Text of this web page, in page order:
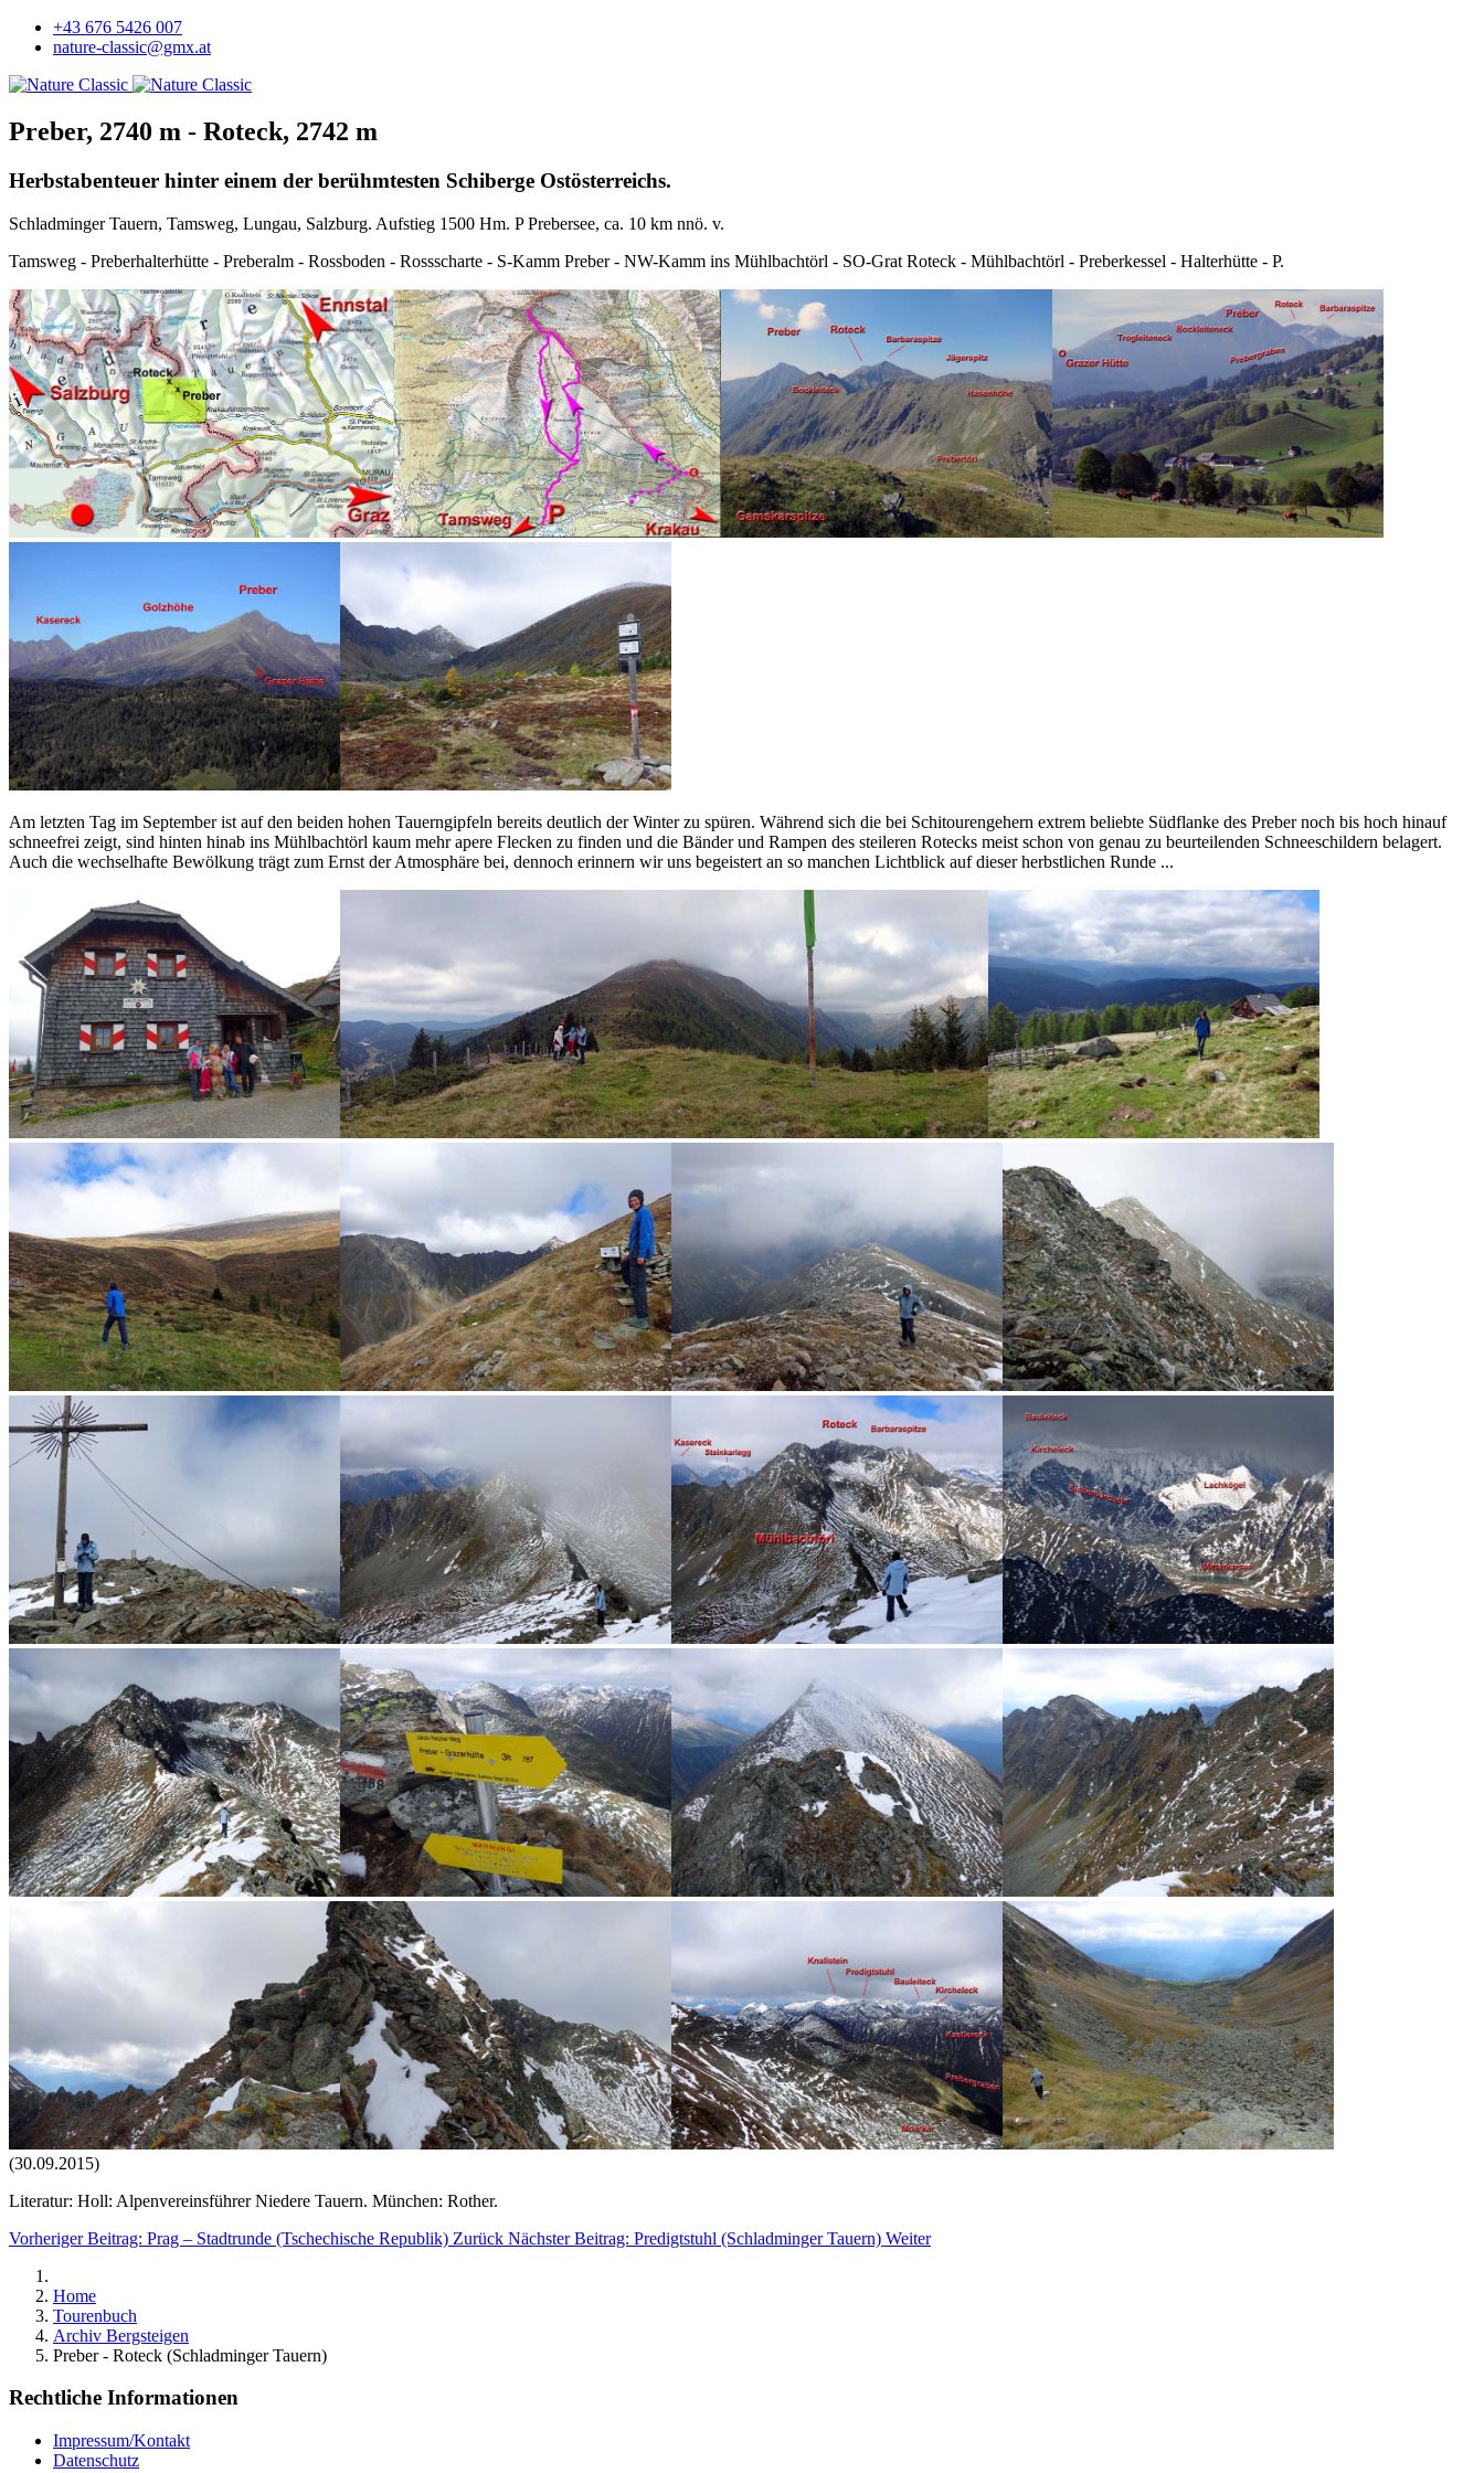
+43 676 5426 007
nature-classic@gmx.at
Preber, 2740 m - Roteck, 2742 m
Herbstabenteuer hinter einem der berühmtesten Schiberge Ostösterreichs.
Schladminger Tauern, Tamsweg, Lungau, Salzburg. Aufstieg 1500 Hm. P Prebersee, ca. 10 km nnö. v.
Tamsweg - Preberhalterhütte - Preberalm - Rossboden - Rossscharte - S-Kamm Preber - NW-Kamm ins Mühlbachtörl - SO-Grat Roteck - Mühlbachtörl - Preberkessel - Halterhütte - P.
Am letzten Tag im September ist auf den beiden hohen Tauerngipfeln bereits deutlich der Winter zu spüren. Während sich die bei Schitourengehern extrem beliebte Südflanke des Preber noch bis hoch hinauf
schneefrei zeigt, sind hinten hinab ins Mühlbachtörl kaum mehr apere Flecken zu finden und die Bänder und Rampen des steileren Rotecks meist schon von genau zu beurteilenden Schneeschildern belagert.
Auch die wechselhafte Bewölkung trägt zum Ernst der Atmosphäre bei, dennoch erinnern wir uns begeistert an so manchen Lichtblick auf dieser herbstlichen Runde ...
(30.09.2015)
Literatur: Holl: Alpenvereinsführer Niedere Tauern. München: Rother.
Vorheriger Beitrag: Prag – Stadtrunde (Tschechische Republik) Zurück Nächster Beitrag: Predigtstuhl (Schladminger Tauern) Weiter
Home
Tourenbuch
Archiv Bergsteigen
Preber - Roteck (Schladminger Tauern)
Rechtliche Informationen
Impressum/Kontakt
Datenschutz